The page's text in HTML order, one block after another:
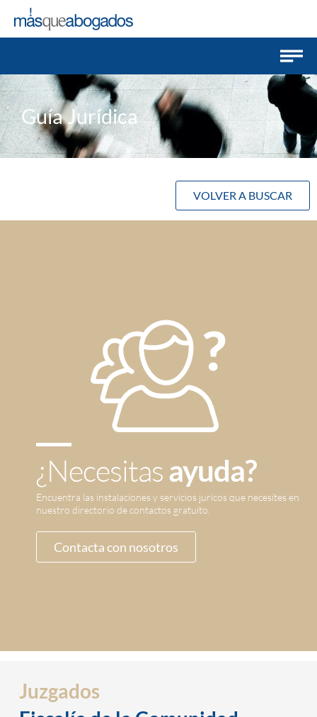
Guía Jurídica
VOLVER A BUSCAR
¿Necesitasayuda?
Encuentra las instalaciones y servicios jurícos que necesites en
nuestro directorio de contactos gratuito.
Contacta con nosotros
Juzgados